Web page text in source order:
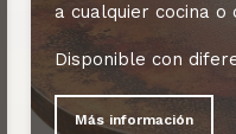
a cualquier cocina o
Disponible con
Más información